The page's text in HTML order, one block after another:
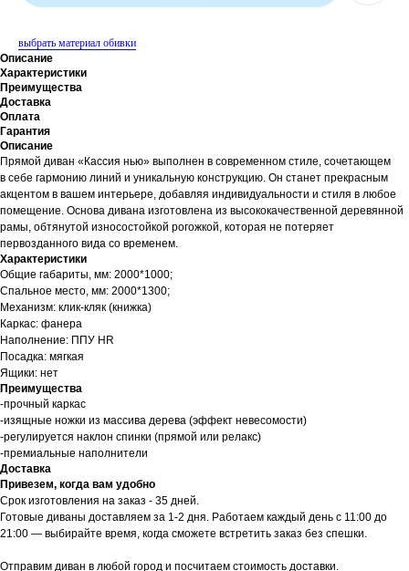
выбрать материал обивки
Описание
Характеристики
Преимущества
Доставка
Оплата
Гарантия
Описание
Прямой диван «Кассия нью» выполнен в современном стиле, сочетающем
в себе гармонию линий и уникальную конструкцию. Он станет прекрасным
акцентом в вашем интерьере, добавляя индивидуальности и стиля в любое
помещение. Основа дивана изготовлена из высококачественной деревянной
рамы, обтянутой износостойкой рогожкой, которая не потеряет
первозданного вида со временем.
Характеристики
Общие габариты, мм: 2000*1000;
Спальное место, мм: 2000*1300;
Механизм: клик-кляк (книжка)
Каркас: фанера
Наполнение: ППУ HR
Посадка: мягкая
Ящики: нет
Преимущества
-прочный каркас
-изящные ножки из массива дерева (эффект невесомости)
-регулируется наклон спинки (прямой или релакс)
-премиальные наполнители
Доставка
Привезем, когда вам удобно
Срок изготовления на заказ - 35 дней.
Готовые диваны доставляем за 1-2 дня. Работаем каждый день с 11:00 до
21:00 — выбирайте время, когда сможете встретить заказ без спешки.
Отправим диван в любой город и посчитаем стоимость доставки.